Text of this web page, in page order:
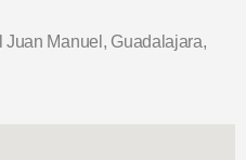
Juan Manuel, Guadalajara,